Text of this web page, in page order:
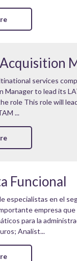
services
Manager to lead its
role This role will
...
Funcional
especialistas en el
empresa que
para la
Analist...